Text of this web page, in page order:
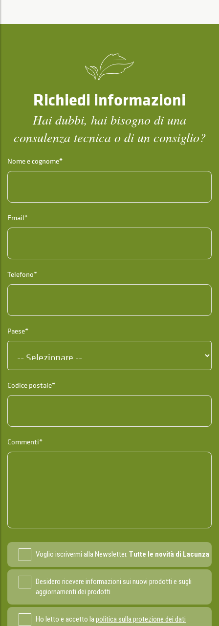
Richiedi informazioni
Hai dubbi, hai bisogno di una
consulenza tecnica o di un consiglio?
Nome e cognome*
Email*
Telefono*
Paese*
Codice postale*
Commenti*
Voglio iscrivermi alla Newsletter. Tutte le novità di Lacunza
Desidero ricevere informazioni sui nuovi prodotti e sugli
aggiornamenti dei prodotti
Ho letto e accetto lapolitica sulla protezione dei dati